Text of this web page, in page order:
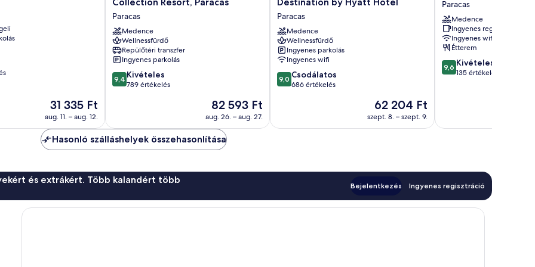
Az
ár
31 335 Ft
31 335 Ft
aug. 11. – aug. 12.
Luxury
Collection
Resort,
Paracas
Paracas
Paracas
Medence
Wellnessfürdő
Repülőtéri transzfer
Ingyenes parkolás
9.4
ennyiből:
értékelés
9,4 Kivételes
789 értékelés
Az
ár
82 593 Ft
82 593 Ft
aug. 26. – aug. 27.
Resort,
a
Destination
by
Hyatt
Hotel
Paracas
Paracas
Medence
Wellnessfürdő
Ingyenes parkolás
Ingyenes wifi
9.0
ennyiből:
értékelés
9,0 Csodálatos
686 értékelés
Az
ár
62 204 Ft
62 204 Ft
szept. 8. – szept. 9.
Reserva
Paracas
Paracas
Medence
Ingyenes reggeli
Ingyenes wifi
Étterem
9.6
ennyiből:
9,6 Kivételes
135 értékelés
Hasonló szálláshelyek összehasonlítása
és extrákért. Több kalandért több
Bejelentkezés Ingyenes regisztráció